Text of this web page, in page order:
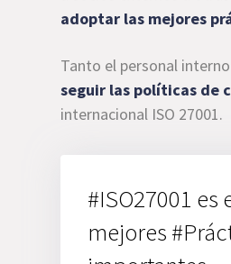
adoptar las mejores
Tanto el personal
seguir las políticas de
internacional ISO 27001.
#ISO27001
mejores